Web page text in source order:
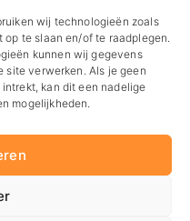
wij technologieën zoals
te slaan en/of te raadplegen.
kunnen wij gegevens
site verwerken. Als je geen
kan dit een nadelige
mogelijkheden.
Zaanstad.
gevierd met ruim 100
werden vermaakt
eten, een
optreden van de
Een
event organiseren